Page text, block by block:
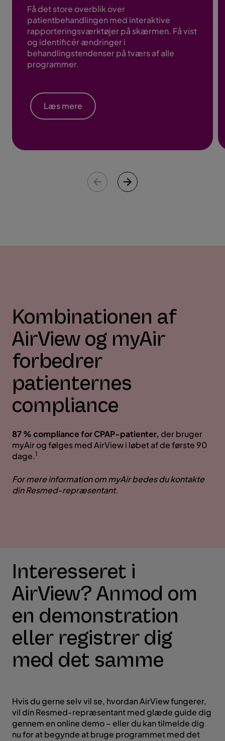
Få det store overblik over
patientbehandlingen med interaktive
rapporteringsværktøjer på skærmen. Få vist
og identificér ændringer i
behandlingstendenser på tværs af alle
programmer.
Læs mere
Kombinationen af
AirView og myAir
forbedrer
patienternes
compliance
87 % compliance for CPAP-patienter, der bruger
myAir og følges med AirView i løbet af de første 90
dage.1
For mere information om myAir bedes du kontakte
din Resmed-repræsentant.
Interesseret i
AirView? Anmod om
en demonstration
eller registrer dig
med det samme
Hvis du gerne selv vil se, hvordan AirView fungerer,
vil din Resmed-repræsentant med glæde guide dig
gennem en online demo – eller du kan tilmelde dig
nu for at begynde at bruge programmet med det